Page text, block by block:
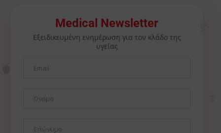
Medical Newsletter
Εξειδικευμένη ενημέρωση για τον κλάδο της
υγείας